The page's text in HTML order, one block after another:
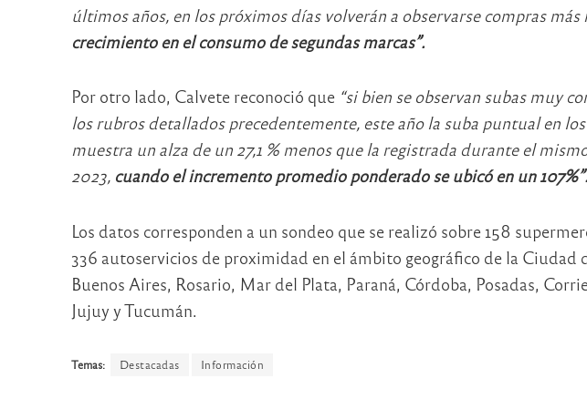
últimos años, en los próximos días volverán a observarse compras más
crecimiento en el consumo de segundas marcas”.
Por otro lado, Calvete reconoció que“si bien se observan subas muy
los rubros detallados precedentemente, este año la suba puntual en
muestra un alza de un 27,1 % menos que la registrada durante el
2023, cuando el incremento promedio ponderado se ubicó en un 107%”.
Los datos corresponden a un sondeo que se realizó sobre 158
336 autoservicios de proximidad en el ámbito geográfico de la Ciudad
Buenos Aires, Rosario, Mar del Plata, Paraná, Córdoba, Posadas,
Jujuy y Tucumán.
Temas: Destacadas Información